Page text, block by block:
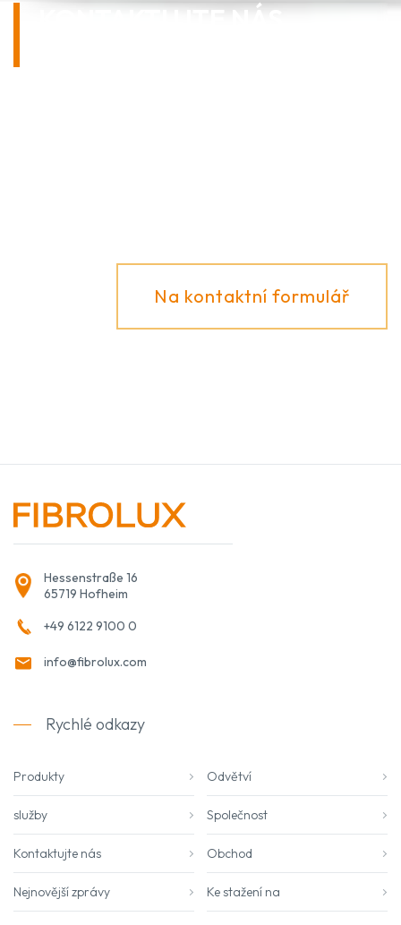
KONTAKTUJTE NÁS
Na kontaktní formulář
Hessenstraße 16
65719 Hofheim
+49 6122 9100 0
info@fibrolux.com
Rychlé odkazy
Produkty Odvětví
služby Společnost
Kontaktujte nás Obchod
Nejnovější zprávy Ke stažení na